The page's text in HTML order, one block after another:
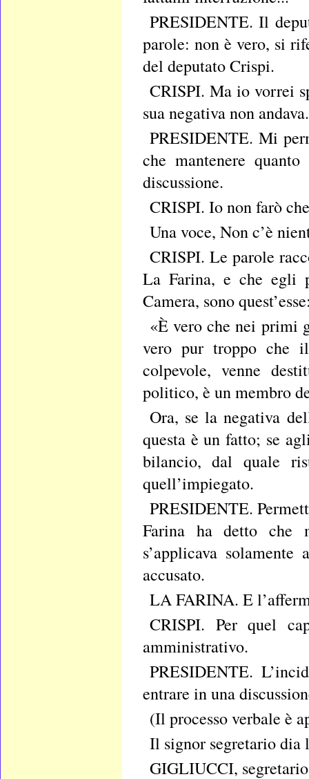
PRESIDENTE. Il
parole: non è vero, si
del deputato Crispi.
CRISPI. Ma io vorrei
sua negativa non
PRESIDENTE. Mi
che mantenere
discussione.
CRISPI. Io non farò
Una voce, Non c’è
CRISPI. Le parole
La Farina, e che egli
Camera, sono
«È vero che nei primi
vero pur troppo che
colpevole, venne
politico, è un membro
Ora, se la negativa
questa è un fatto; se
bilancio, dal quale
quell’impiegato.
PRESIDENTE.
Farina ha detto che
s’applicava
accusato.
LA FARINA. E
CRISPI. Per quel
amministrativo.
PRESIDENTE.
entrare in una
(Il processo verbale è
Il signor segretario
GIGLIUCCI,